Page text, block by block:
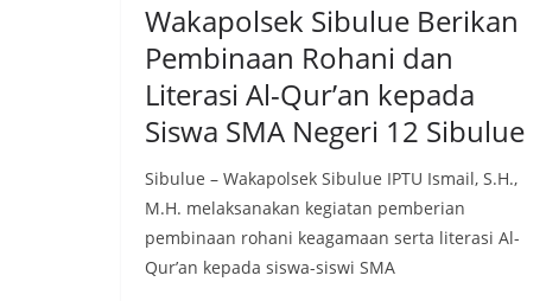
Wakapolsek Sibulue Berikan
Pembinaan Rohani dan
Literasi Al-Qur’an kepada
Siswa SMA Negeri 12 Sibulue
Sibulue – Wakapolsek Sibulue IPTU Ismail, S.H.,
M.H. melaksanakan kegiatan pemberian
pembinaan rohani keagamaan serta literasi Al-
Qur’an kepada siswa-siswi SMA